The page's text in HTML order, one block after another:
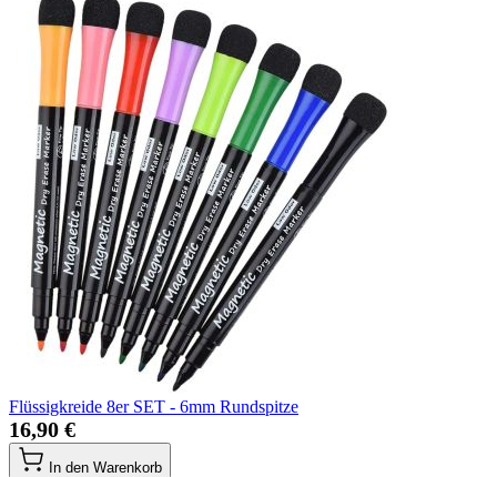
Flüssigkreide 8er SET - 6mm Rundspitze
16,90 €
In den Warenkorb